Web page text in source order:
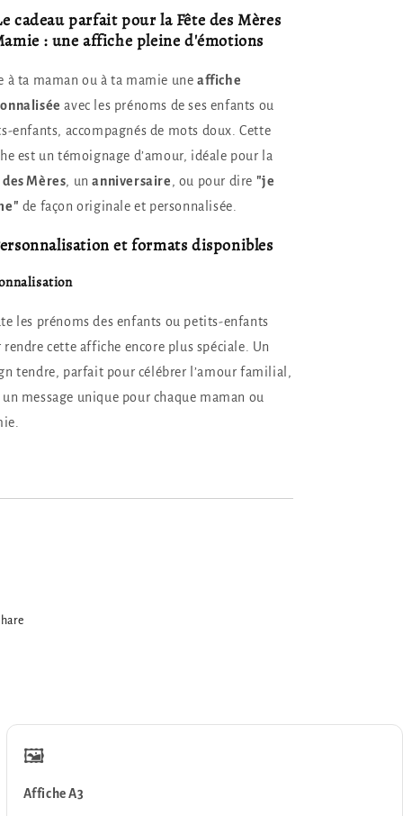
Mères
cadeau parfait pour la Fête des Mères
: une affiche pleine d'émotions
à ta maman ou à ta mamie une affiche
avec les prénoms de ses enfants ou
enfants, accompagnés de mots doux. Cette
est un témoignage d’amour, idéale pour la
des Mères, unanniversaire, ou pour dire "je
de façon originale et personnalisée.
et formats disponibles
les prénoms des enfants ou petits-enfants
rendre cette affiche encore plus spéciale. Un
tendre, parfait pour célébrer l’amour familial,
un message unique pour chaque maman ou
🖼️
Affiche A3